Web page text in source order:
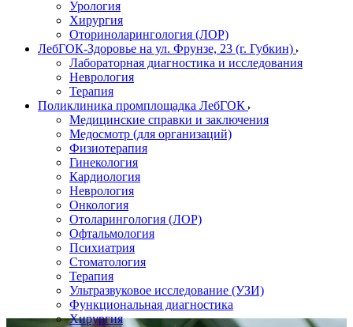
Урология
Хирургия
Оториноларингология (ЛОР)
ЛебГОК-Здоровье на ул. Фрунзе, 23 (г. Губкин)
Лабораторная диагностика и исследования
Неврология
Терапия
Поликлиника промплощадка ЛебГОК
Медицинские справки и заключения
Медосмотр (для организаций)
Физиотерапия
Гинекология
Кардиология
Неврология
Онкология
Отоларингология (ЛОР)
Офтальмология
Психиатрия
Стоматология
Терапия
Ультразвуковое исследование (УЗИ)
Функциональная диагностика
Хирургия